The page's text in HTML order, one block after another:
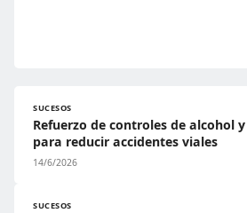
SUCESOS
Refuerzo de controles de alcohol
para reducir accidentes viales
14/6/2026
SUCESOS